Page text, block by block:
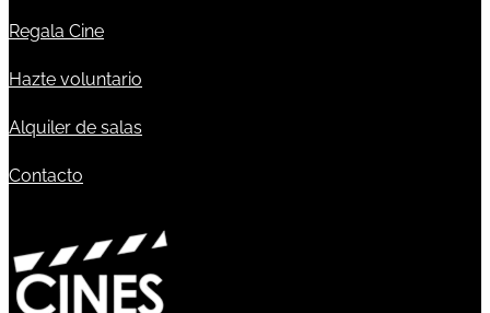
Regala Cine
Hazte voluntario
Alquiler de salas
Contacto